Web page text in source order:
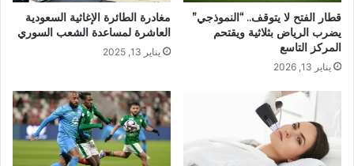
قطار الفتح لا يتوقف.. “النموذجي”
يضرب الرياض بثلاثية ويقتحم
المركز التاسع
يناير 13, 2026
مغادرة الطائرة الإغاثية السعودية
العاشرة لمساعدة الشعب السوري
يناير 13, 2025